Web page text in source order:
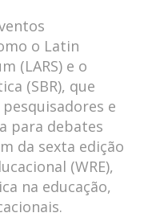
o Latin
(LARS) e o
(SBR), que
e
para debates
da sexta edição
(WRE),
na educação,